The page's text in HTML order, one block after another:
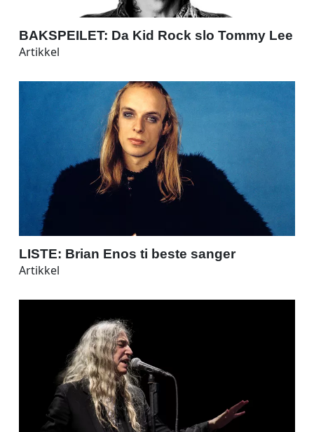
BAKSPEILET: Da Kid Rock slo Tommy Lee
Artikkel
LISTE: Brian Enos ti beste sanger
Artikkel